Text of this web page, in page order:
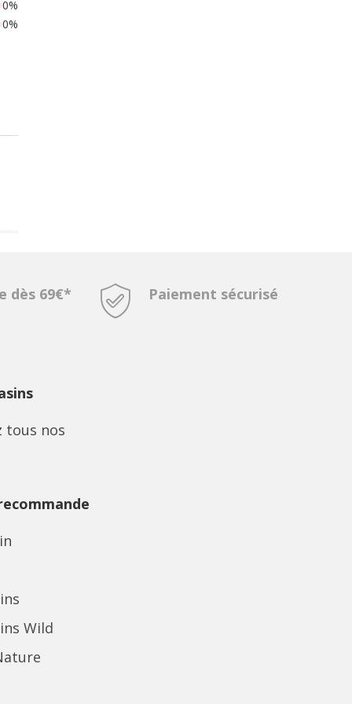
0%
0%
dès 69€* Paiement sécurisé
tous nos
Wild